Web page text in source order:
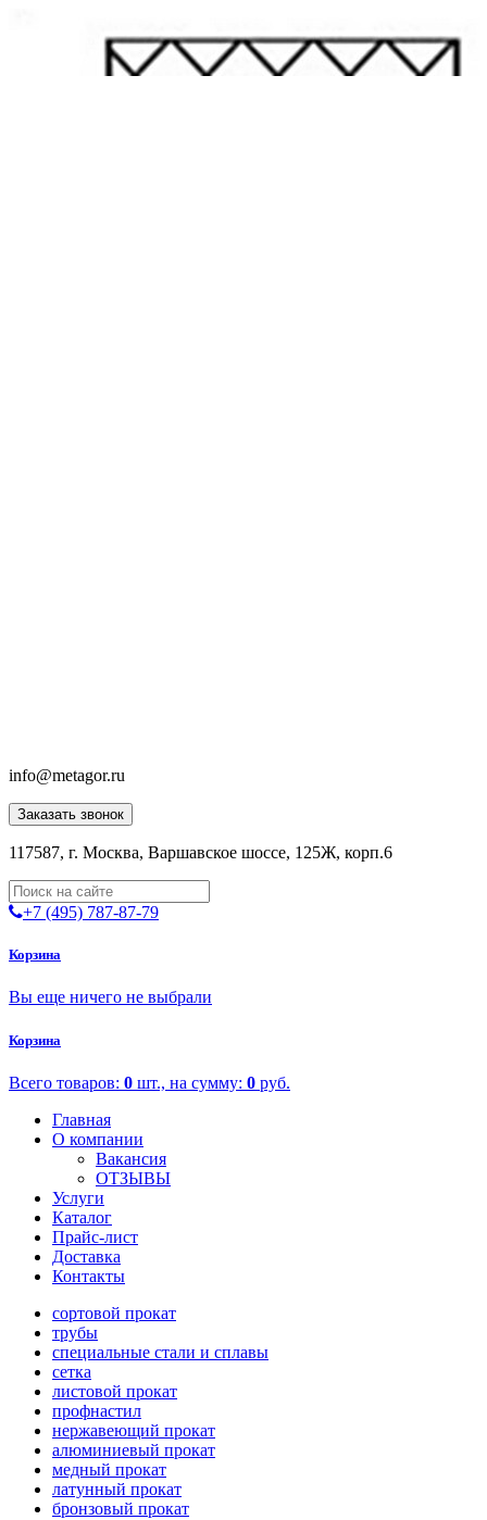
info@metagor.ru
Заказать звонок
117587, г. Москва, Варшавское шоссе, 125Ж, корп.6
+7 (495) 787-87-79
Корзина
Вы еще ничего не выбрали
Корзина
Всего товаров: 0 шт., на сумму: 0 руб.
Главная
О компании
Вакансия
ОТЗЫВЫ
Услуги
Каталог
Прайс-лист
Доставка
Контакты
сортовой прокат
трубы
специальные стали и сплавы
сетка
листовой прокат
профнастил
нержавеющий прокат
алюминиевый прокат
медный прокат
латунный прокат
бронзовый прокат